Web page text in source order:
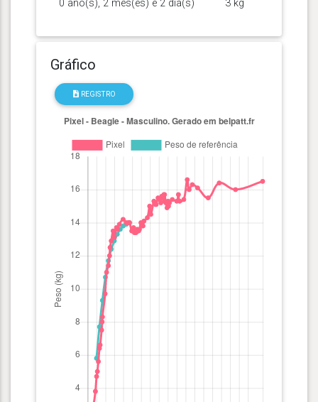
0 ano(s), 2 mês(es) e 2 dia(s) 3 kg
Gráfico
REGISTRO